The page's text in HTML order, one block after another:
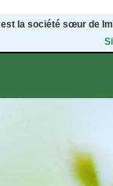
est la société sœur de